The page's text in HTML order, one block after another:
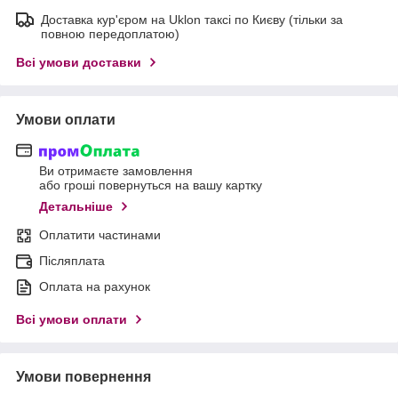
Доставка кур'єром на Uklon таксі по Києву (тільки за
повною передоплатою)
Всі умови доставки
Умови оплати
Ви отримаєте замовлення
або гроші повернуться на вашу картку
Детальніше
Оплатити частинами
Післяплата
Оплата на рахунок
Всі умови оплати
Умови повернення